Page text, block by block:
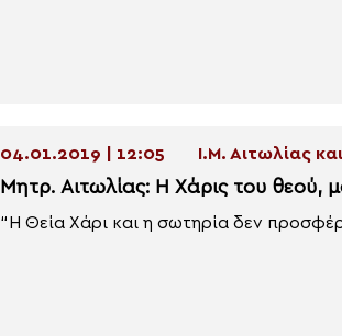
04.01.2019 | 12:05 Ι.Μ. Αιτωλίας
Μητρ. Αιτωλίας: Η Χάρις του θεού,
“Η Θεία Χάρι και η σωτηρία δεν